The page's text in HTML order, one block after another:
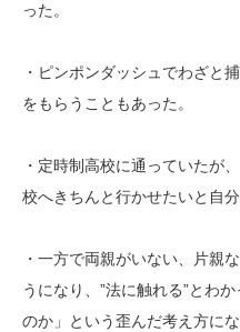
った。
・ピンポンダッシュでわざと
をもらうこともあった。
・定時制高校に通っていたが
校へきちんと行かせたいと自
・一方で両親がいない、片親
うになり、”法に触れる”とわ
のか」という歪んだ考え方にな